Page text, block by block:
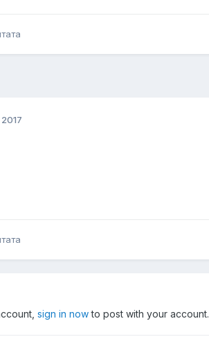
sign in nowto post with your account.